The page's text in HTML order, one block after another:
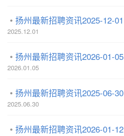
扬州最新招聘资讯2025-12-01
2025.12.01
扬州最新招聘资讯2026-01-05
2026.01.05
扬州最新招聘资讯2025-06-30
2025.06.30
扬州最新招聘资讯2026-01-12